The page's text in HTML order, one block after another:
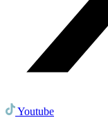
Youtube